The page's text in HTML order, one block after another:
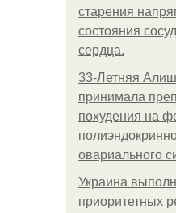
старения
состояния
сердца.
33-Летняя
принимала
похудения на
овариального
Украина
приоритетных